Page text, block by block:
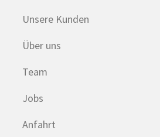
Unsere Kunden
Über uns
Team
Jobs
Anfahrt